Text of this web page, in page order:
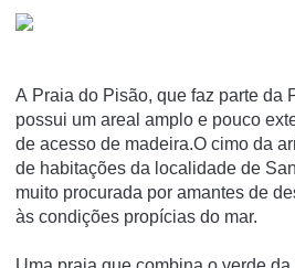
A Praia do Pisão, que faz parte da
possui um areal amplo e pouco
de acesso de madeira.O cimo da
de habitações da localidade de
muito procurada por amantes de
às condições propícias do mar.